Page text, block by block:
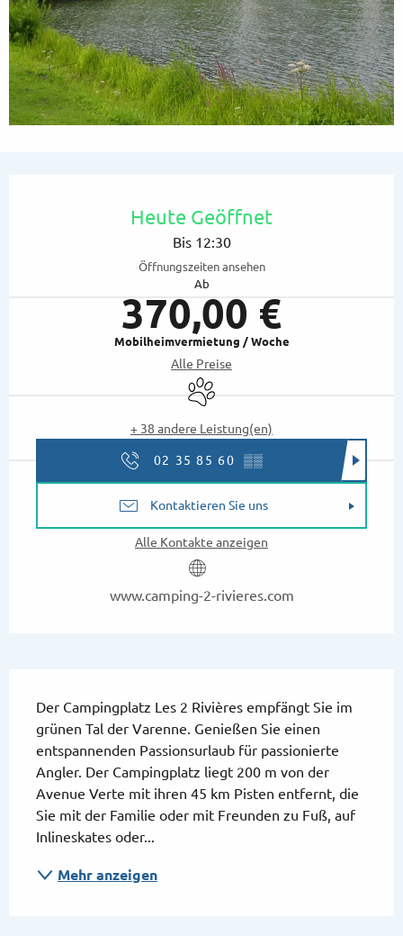
Heute Geöffnet
Bis 12:30
Öffnungszeiten ansehen
Ab
370,00 €
Mobilheimvermietung / Woche
Alle Preise
Tiere erlaubt
+ 38 andere Leistung(en)
02 35 85 60 ▒▒
Kontaktieren Sie uns
Alle Kontakte anzeigen
www.camping-2-rivieres.com
Der Campingplatz Les 2 Rivières empfängt Sie im
grünen Tal der Varenne. Genießen Sie einen
entspannenden Passionsurlaub für passionierte
Angler. Der Campingplatz liegt 200 m von der
Avenue Verte mit ihren 45 km Pisten entfernt, die
Sie mit der Familie oder mit Freunden zu Fuß, auf
Inlineskates oder...
Mehr anzeigen